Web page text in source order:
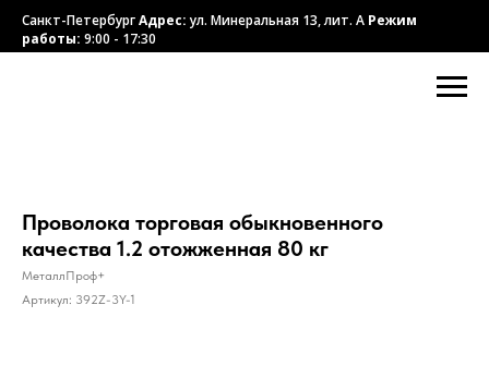
Санкт-ПетербургАдрес:ул. Минеральная 13, лит. А Режим
работы: 9:00 - 17:30
Проволока торговая обыкновенного
качества 1.2 отожженная 80 кг
МеталлПроф+
Артикул: 392Z-3Y-1